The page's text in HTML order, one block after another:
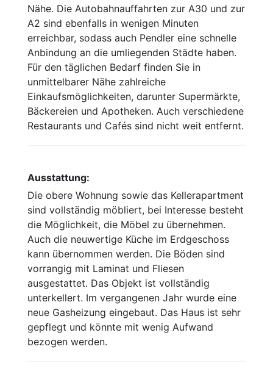
Nähe. Die Autobahnauffahrten zur A30 und zur
A2 sind ebenfalls in wenigen Minuten
erreichbar, sodass auch Pendler eine schnelle
Anbindung an die umliegenden Städte haben.
Für den täglichen Bedarf finden Sie in
unmittelbarer Nähe zahlreiche
Einkaufsmöglichkeiten, darunter Supermärkte,
Bäckereien und Apotheken. Auch verschiedene
Restaurants und Cafés sind nicht weit entfernt.
Ausstattung:
Die obere Wohnung sowie das Kellerapartment
sind vollständig möbliert, bei Interesse besteht
die Möglichkeit, die Möbel zu übernehmen.
Auch die neuwertige Küche im Erdgeschoss
kann übernommen werden. Die Böden sind
vorrangig mit Laminat und Fliesen
ausgestattet. Das Objekt ist vollständig
unterkellert. Im vergangenen Jahr wurde eine
neue Gasheizung eingebaut. Das Haus ist sehr
gepflegt und könnte mit wenig Aufwand
bezogen werden.